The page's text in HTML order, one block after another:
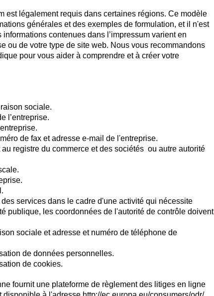
est légalement requis dans certaines régions. Ce modèle
générales et des exemples de formulation, et il n'est
contenues dans l’impressum varient en
ou de votre type de site web. Nous vous recommandons
pour vous aider à comprendre et à créer votre
sociale.
l’entreprise.
de fax et adresse e-mail de l'entreprise.
au registre du commerce et des sociétés ou autre autorité
services dans le cadre d'une activité qui nécessite
publique, les coordonnées de l'autorité de contrôle doivent
sociale et adresse et numéro de téléphone de
de données personnelles.
de cookies.
fournit une plateforme de règlement des litiges en ligne